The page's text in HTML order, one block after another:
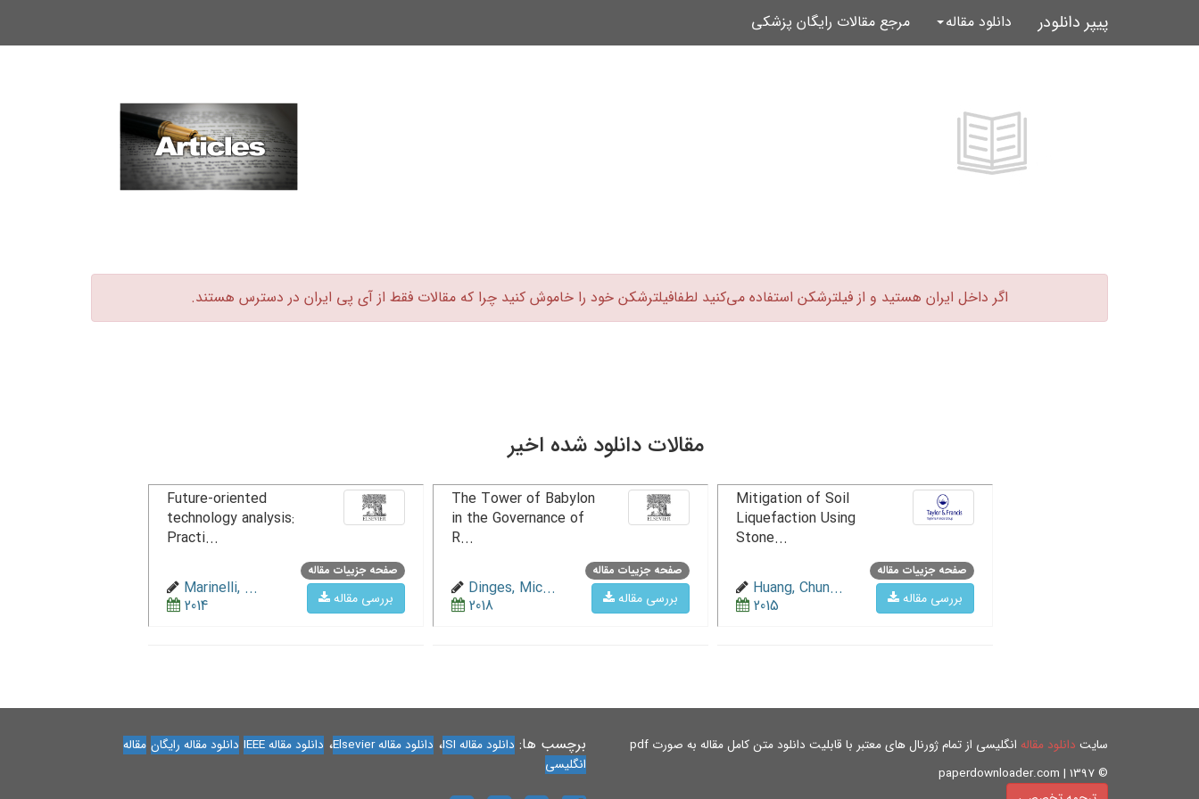
پیپر دانلودر دانلود مقاله مرجع مقالات رایگان پزشکی
اگر داخل ایران هستید و از فیلترشکن استفاده می‌کنید لطفافیلترشکن خود را خاموش کنید چرا که مقالات فقط از آی پی ایران در دسترس هستند.‏
مقالات دانلود شده اخیر
صفحه جزییات مقاله
بررسی مقاله
Mitigation of Soil
Liquefaction Using
Stone...
Huang, Chun...
2015
صفحه جزییات مقاله
بررسی مقاله
The Tower of Babylon
in the Governance of
R...
Dinges, Mic...
2018
صفحه جزییات مقاله
بررسی مقاله
Future-oriented
technology analysis:
Practi...
Marinelli, ...
2014
سایت دانلود مقاله انگلیسی از تمام ژورنال های معتبر با قابلیت دانلود متن کامل مقاله به صورت pdf
© paperdownloader.com | 1397
برچسب ها: دانلود مقاله ISI ، دانلود مقاله Elsevier ، دانلود مقاله IEEE دانلود مقاله رایگان مقاله
انگلیسی